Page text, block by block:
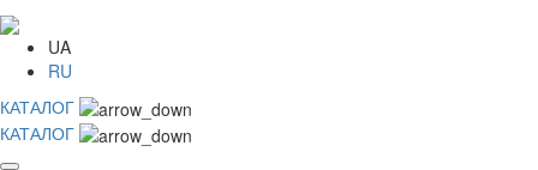
UA
RU
КАТАЛОГ
КАТАЛОГ